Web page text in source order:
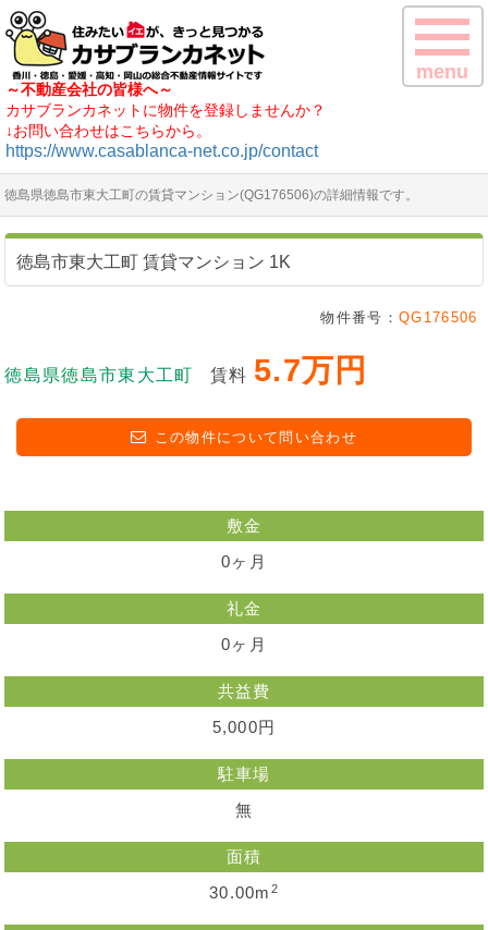
～不動産会社の皆様へ～
カサブランカネットに物件を登録しませんか？
↓お問い合わせはこちらから。
https://www.casablanca-net.co.jp/contact
menu
徳島県徳島市東大工町の賃貸マンション(QG176506)の詳細情報です。
徳島市東大工町 賃貸マンション 1K
物件番号： QG176506
徳島県徳島市東大工町 賃料 5.7万円
この物件について問い合わせ
敷金
0ヶ月
礼金
0ヶ月
共益費
5,000円
駐車場
無
面積
30.00m 2